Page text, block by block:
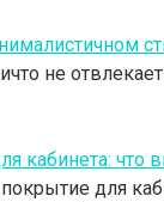
не
кабинета: что
для